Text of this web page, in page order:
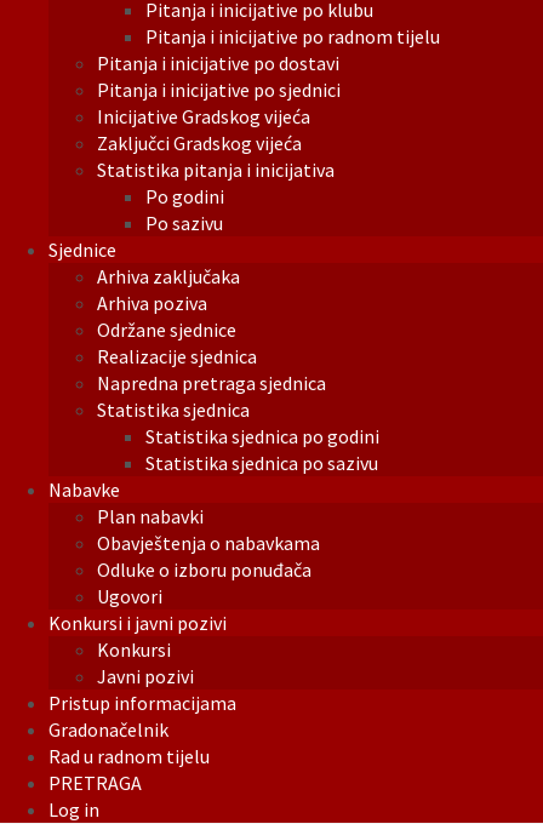
Pitanja i inicijative po klubu
Pitanja i inicijative po radnom tijelu
Pitanja i inicijative po dostavi
Pitanja i inicijative po sjednici
Inicijative Gradskog vijeća
Zaključci Gradskog vijeća
Statistika pitanja i inicijativa
Po godini
Po sazivu
Sjednice
Arhiva zaključaka
Arhiva poziva
Održane sjednice
Realizacije sjednica
Napredna pretraga sjednica
Statistika sjednica
Statistika sjednica po godini
Statistika sjednica po sazivu
Nabavke
Plan nabavki
Obavještenja o nabavkama
Odluke o izboru ponuđača
Ugovori
Konkursi i javni pozivi
Konkursi
Javni pozivi
Pristup informacijama
Gradonačelnik
Rad u radnom tijelu
PRETRAGA
Log in